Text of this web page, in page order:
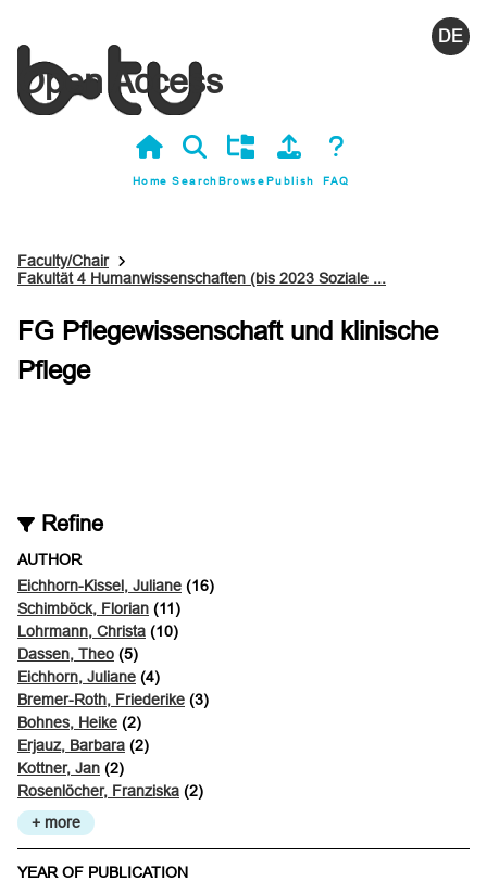
Open Access
Home SearchBrowsePublish FAQ
Faculty/Chair
Fakultät 4 Humanwissenschaften (bis 2023 Soziale ...
FG Pflegewissenschaft und klinische
Pflege
Refine
AUTHOR
Eichhorn-Kissel, Juliane (16)
Schimböck, Florian (11)
Lohrmann, Christa (10)
Dassen, Theo (5)
Eichhorn, Juliane (4)
Bremer-Roth, Friederike (3)
Bohnes, Heike (2)
Erjauz, Barbara (2)
Kottner, Jan (2)
Rosenlöcher, Franziska (2)
+ more
YEAR OF PUBLICATION